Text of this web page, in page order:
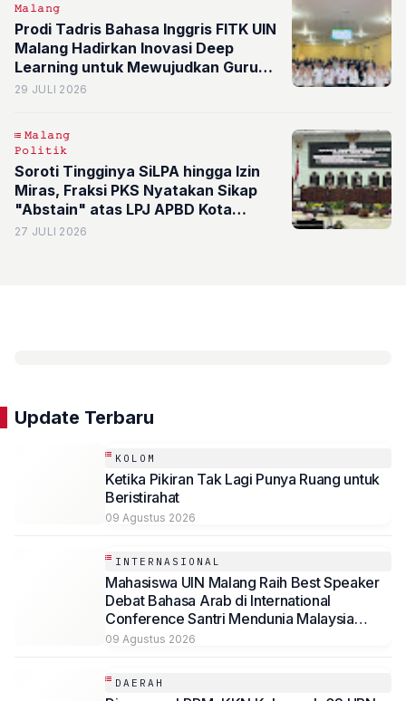
𝙼𝚊𝚕𝚊𝚗𝚐
Prodi Tadris Bahasa Inggris FITK UIN
Malang Hadirkan Inovasi Deep
Learning untuk Mewujudkan Guru
Inspiratif di MAN 1 Blitar
29 JULI 2026
𝙼𝚊𝚕𝚊𝚗𝚐
𝙿𝚘𝚕𝚒𝚝𝚒𝚔
Soroti Tingginya SiLPA hingga Izin
Miras, Fraksi PKS Nyatakan Sikap
"Abstain" atas LPJ APBD Kota
Malang 2025
27 JULI 2026
Update Terbaru
KOLOM
Ketika Pikiran Tak Lagi Punya Ruang untuk
Beristirahat
09 Agustus 2026
INTERNASIONAL
Mahasiswa UIN Malang Raih Best Speaker
Debat Bahasa Arab di International
Conference Santri Mendunia Malaysia
Batch 6
09 Agustus 2026
DAERAH